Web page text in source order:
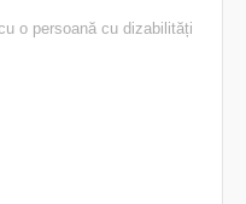
o persoană cu dizabilități